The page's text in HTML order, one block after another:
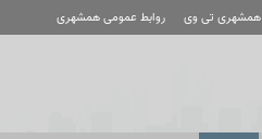
همشهری تی وی روابط عمومی همشهری